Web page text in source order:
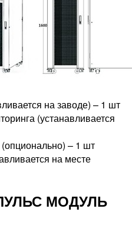
на заводе) – 1 шт
(устанавливается
– 1 шт
на месте
МОДУЛЬ